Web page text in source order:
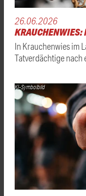
26.06.2026
KRAUCHENWIES:
In Krauchenwies im
Tatverdächtige
KI-Symbolbild